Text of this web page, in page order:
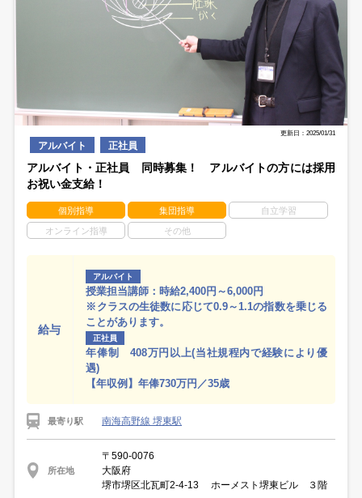
更新日：2025/01/31
アルバイト 正社員
アルバイト・正社員 同時募集！ アルバイトの方には採用
お祝い金支給！
個別指導 集団指導 自立学習
オンライン指導 その他
給与
アルバイト
授業担当講師：時給2,400円～6,000円
※クラスの生徒数に応じて0.9～1.1の指数を乗じる
ことがあります。
正社員
年俸制 408万円以上(当社規程内で経験により優
遇)
【年収例】年俸730万円／35歳
最寄り駅 南海高野線 堺東駅
所在地
〒590-0076
大阪府
堺市堺区北瓦町2-4-13 ホーメスト堺東ビル ３階